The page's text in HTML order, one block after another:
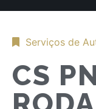
Serviços de
CS